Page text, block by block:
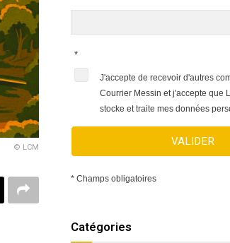
© LCM
*
J'accepte de recevoir d'autres
Courrier Messin et j'accepte que
stocke et traite mes données
VALIDER
* Champs obligatoires
Catégories